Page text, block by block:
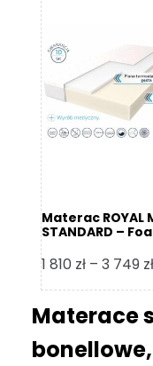
Materac ROYAL
STANDARD –
1 810 zł – 3 749 zł
Materace